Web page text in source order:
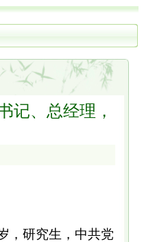
记、总经理，
，研究生，中共党